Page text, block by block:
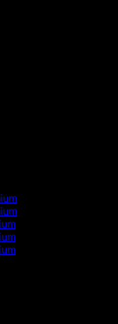
novitet za
kvalitetan
kupaonicu.
i širok izbor boja
metalna
zasigurno će biti
kupaonice vaših
PVC folijom